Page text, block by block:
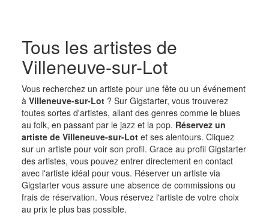
Tous les artistes de
Villeneuve-sur-Lot
Vous recherchez un artiste pour une fête ou un événement
à Villeneuve-sur-Lot? Sur Gigstarter, vous trouverez
toutes sortes d'artistes, allant des genres comme le blues
au folk, en passant par le jazz et la pop. Réservez un
artiste de Villeneuve-sur-Lotet ses alentours. Cliquez
sur un artiste pour voir son profil. Grace au profil Gigstarter
des artistes, vous pouvez entrer directement en contact
avec l'artiste idéal pour vous. Réserver un artiste via
Gigstarter vous assure une absence de commissions ou
frais de réservation. Vous réservez l'artiste de votre choix
au prix le plus bas possible.